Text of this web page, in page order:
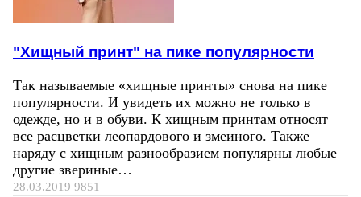
"Хищный принт" на пике популярности
Так называемые «хищные принты» снова на пике
популярности. И увидеть их можно не только в
одежде, но и в обуви. К хищным принтам относят
все расцветки леопардового и змеиного. Также
наряду с хищным разнообразием популярны любые
другие звериные…
28.03.2019 9851